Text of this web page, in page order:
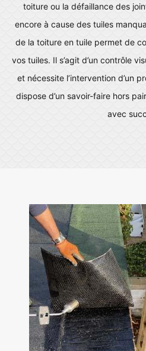
toiture ou la défaillance des
encore à cause des tuiles
de la toiture en tuile permet de
vos tuiles. Il s’agit d’un contrôle
et nécessite l’intervention d’un
dispose d’un savoir-faire hors
avec